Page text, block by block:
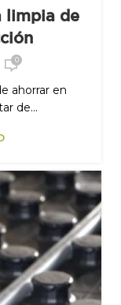
limpia de
0
ahorrar en
de...